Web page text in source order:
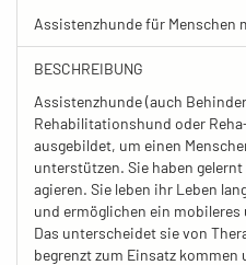
Assistenzhunde für Menschen
BESCHREIBUNG
Assistenzhunde (auch
Rehabilitationshund oder
ausgebildet, um einen
unterstützen. Sie haben
agieren. Sie leben ihr Leben
und ermöglichen ein mobileres
Das unterscheidet sie von
begrenzt zum Einsatz kommen